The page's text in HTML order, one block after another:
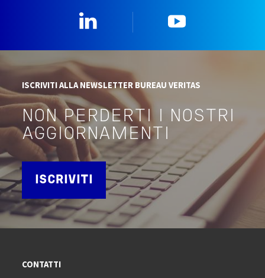
ISCRIVITI ALLA NEWSLETTER BUREAU VERITAS
NON PERDERTI I NOSTRI
AGGIORNAMENTI
ISCRIVITI
CONTATTI